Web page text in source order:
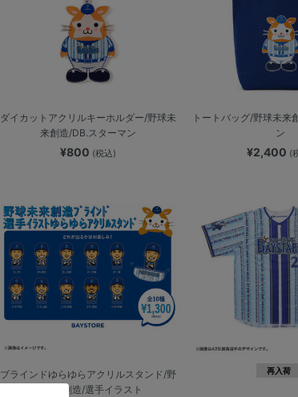
ダイカットアクリルキーホルダー/野球未
来創造/DB.スターマン
¥800 (税込)
トートバッグ/野球未来
ン
¥2,400 (
ブラインドゆらゆらアクリルスタンド/野
球未来創造/選手イラスト
再入荷